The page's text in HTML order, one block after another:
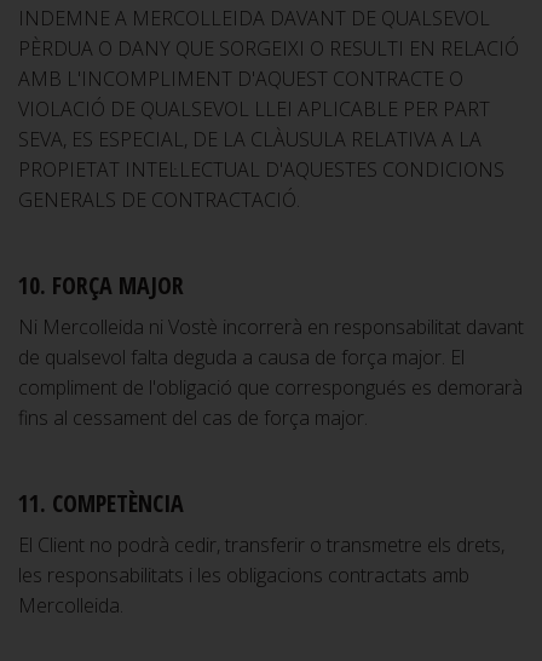
INDEMNE A MERCOLLEIDA DAVANT DE QUALSEVOL
PÈRDUA O DANY QUE SORGEIXI O RESULTI EN RELACIÓ
AMB L'INCOMPLIMENT D'AQUEST CONTRACTE O
VIOLACIÓ DE QUALSEVOL LLEI APLICABLE PER PART
SEVA, ES ESPECIAL, DE LA CLÀUSULA RELATIVA A LA
PROPIETAT INTEL·LECTUAL D'AQUESTES CONDICIONS
GENERALS DE CONTRACTACIÓ.
10. FORÇA MAJOR
Ni Mercolleida ni Vostè incorrerà en responsabilitat davant
de qualsevol falta deguda a causa de força major. El
compliment de l'obligació que correspongués es demorarà
fins al cessament del cas de força major.
11. COMPETÈNCIA
El Client no podrà cedir, transferir o transmetre els drets,
les responsabilitats i les obligacions contractats amb
Mercolleida.